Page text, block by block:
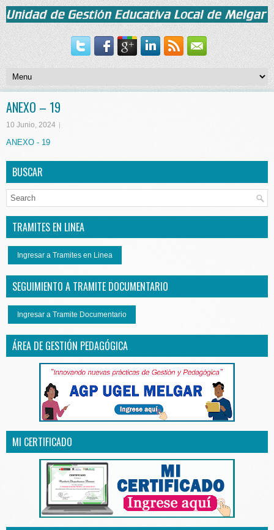
ANEXO – 19
10 Junio, 2024
ANEXO - 19
BUSCAR
TRAMITES EN LINEA
Ingresar a Tramites en Linea
SEGUIMIENTO A TRAMITE DOCUMENTARIO
Ingresar a Tramite Documentario
ÁREA DE GESTIÓN PEDAGÓGICA
MI CERTIFICADO